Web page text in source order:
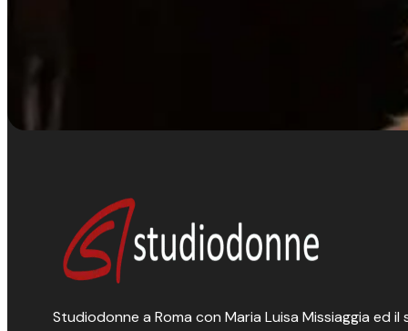
Studiodonne a Roma con Maria Luisa Missiaggia ed